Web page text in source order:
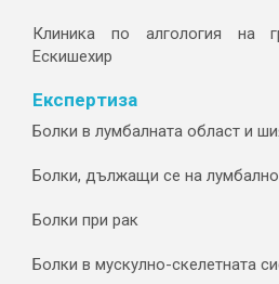
Клиника по алгология на
Ескишехир
Експертиза
Болки в лумбалната област и
Болки, дължащи се на
Болки при рак
Болки в мускулно-скелетната